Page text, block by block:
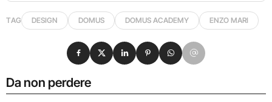
TAG DESIGN DOMUS DOMUS ACADEMY ENZO MARI
Da non perdere
Condividi su Facebook
Condividi su X
Condividi su LinkedIn
Condividi su Pinterest
Condividi su WhatsApp
Condividi su Email